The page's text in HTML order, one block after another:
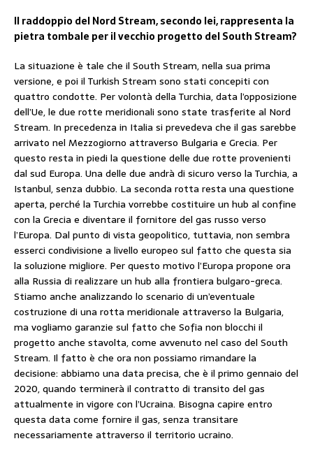
Il raddoppio del Nord Stream, secondo lei, rappresenta la
pietra tombale per il vecchio progetto del South Stream?
La situazione è tale che il South Stream, nella sua prima
versione, e poi il Turkish Stream sono stati concepiti con
quattro condotte. Per volontà della Turchia, data l’opposizione
dell’Ue, le due rotte meridionali sono state trasferite al Nord
Stream. In precedenza in Italia si prevedeva che il gas sarebbe
arrivato nel Mezzogiorno attraverso Bulgaria e Grecia. Per
questo resta in piedi la questione delle due rotte provenienti
dal sud Europa. Una delle due andrà di sicuro verso la Turchia, a
Istanbul, senza dubbio. La seconda rotta resta una questione
aperta, perché la Turchia vorrebbe costituire un hub al confine
con la Grecia e diventare il fornitore del gas russo verso
l’Europa. Dal punto di vista geopolitico, tuttavia, non sembra
esserci condivisione a livello europeo sul fatto che questa sia
la soluzione migliore. Per questo motivo l’Europa propone ora
alla Russia di realizzare un hub alla frontiera bulgaro-greca.
Stiamo anche analizzando lo scenario di un’eventuale
costruzione di una rotta meridionale attraverso la Bulgaria,
ma vogliamo garanzie sul fatto che Sofia non blocchi il
progetto anche stavolta, come avvenuto nel caso del South
Stream. Il fatto è che ora non possiamo rimandare la
decisione: abbiamo una data precisa, che è il primo gennaio del
2020, quando terminerà il contratto di transito del gas
attualmente in vigore con l’Ucraina. Bisogna capire entro
questa data come fornire il gas, senza transitare
necessariamente attraverso il territorio ucraino.